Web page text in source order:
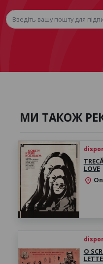
МИ ТАКОЖ
LOVE
location_on
O